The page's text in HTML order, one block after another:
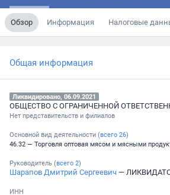
Обзор Информация Налоговые
Общая информация
Ликвидировано, 06.09.2021
ОБЩЕСТВО С ОГРАНИЧЕННОЙ
Нет представительств и филиалов
Основной вид деятельности (всего 26)
46.32 — Торговля оптовая мясом и мясными
Руководитель (всего 2)
Шарапов Дмитрий Сергеевич —
ИНН